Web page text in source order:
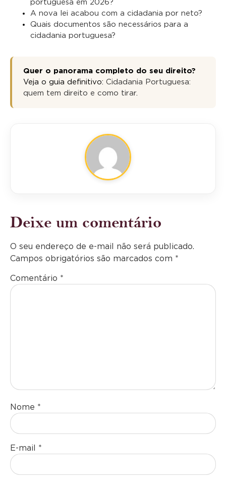
portuguesa em 2026?
A nova lei acabou com a cidadania por neto?
Quais documentos são necessários para a
cidadania portuguesa?
Quer o panorama completo do seu direito?
Veja o guia definitivo: Cidadania Portuguesa:
quem tem direito e como tirar.
Deixe um comentário
O seu endereço de e-mail não será publicado.
Campos obrigatórios são marcados com *
Comentário *
Nome *
E-mail *